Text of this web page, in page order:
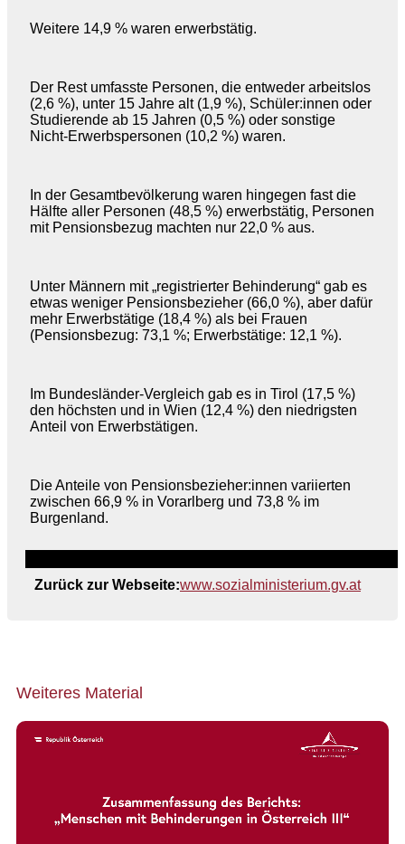
Weitere 14,9 % waren erwerbstätig.
Der Rest umfasste Personen, die entweder arbeitslos
(2,6 %), unter 15 Jahre alt (1,9 %), Schüler:innen oder
Studierende ab 15 Jahren (0,5 %) oder sonstige
Nicht-Erwerbspersonen (10,2 %) waren.
In der Gesamtbevölkerung waren hingegen fast die
Hälfte aller Personen (48,5 %) erwerbstätig, Personen
mit Pensionsbezug machten nur 22,0 % aus.
Unter Männern mit „registrierter Behinderung“ gab es
etwas weniger Pensionsbezieher (66,0 %), aber dafür
mehr Erwerbstätige (18,4 %) als bei Frauen
(Pensionsbezug: 73,1 %; Erwerbstätige: 12,1 %).
Im Bundesländer-Vergleich gab es in Tirol (17,5 %)
den höchsten und in Wien (12,4 %) den niedrigsten
Anteil von Erwerbstätigen.
Die Anteile von Pensionsbezieher:innen variierten
zwischen 66,9 % in Vorarlberg und 73,8 % im
Burgenland.
Zurück zur Webseite:www.sozialministerium.gv.at
Weiteres Material